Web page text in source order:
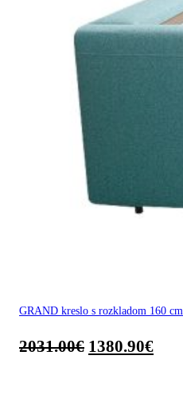
GRAND kreslo s rozkladom 160 cm
2031.00€ 1380.90€